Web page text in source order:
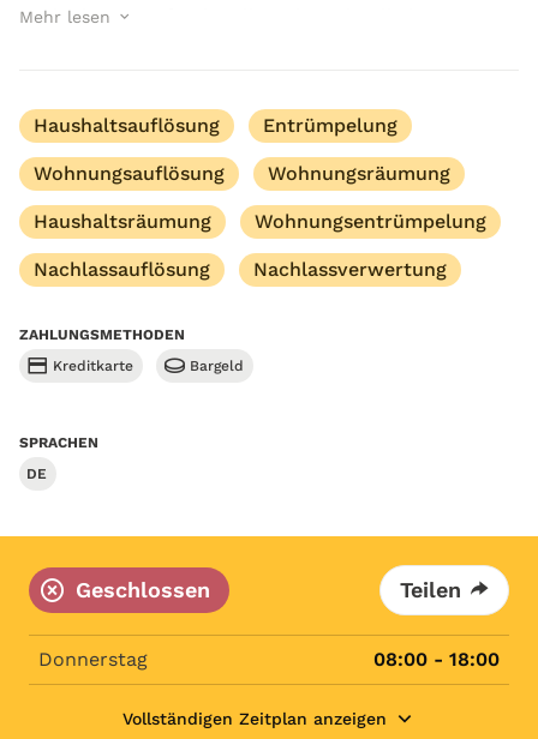
nach einem Professionellen, der schnell aber
Mehr lesen
Haushaltsauflösung Entrümpelung
Wohnungsauflösung Wohnungsräumung
Haushaltsräumung Wohnungsentrümpelung
Nachlassauflösung Nachlassverwertung
ZAHLUNGSMETHODEN
Kreditkarte
Bargeld
SPRACHEN
DE
Geschlossen Teilen
Donnerstag 08:00 - 18:00
Vollständigen Zeitplan anzeigen